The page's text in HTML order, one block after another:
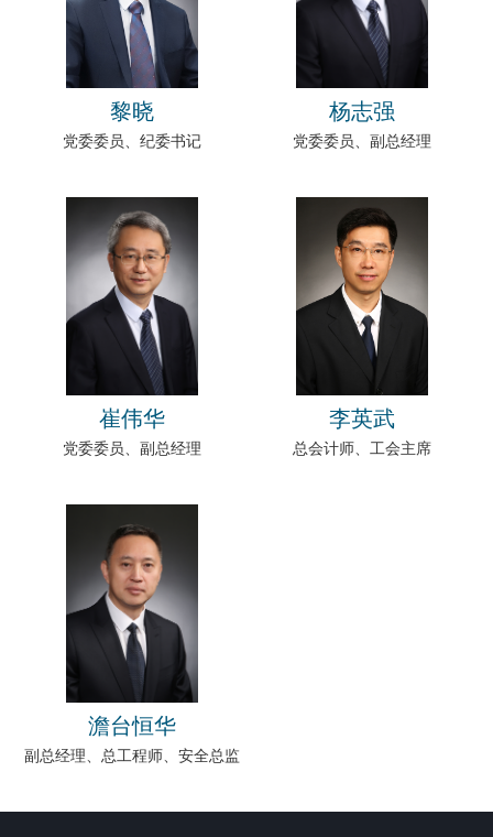
黎晓
党委委员、纪委书记
杨志强
党委委员、副总经理
崔伟华
党委委员、副总经理
李英武
总会计师、工会主席
澹台恒华
副总经理、总工程师、安全总监